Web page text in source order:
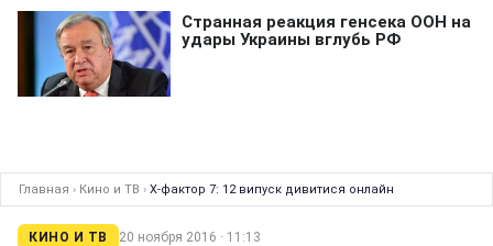
Главная › Кино и ТВ › Х-фактор 7: 12 випуск дивитися онлайн
КИНО И ТВ 20 ноября 2016 · 11:13